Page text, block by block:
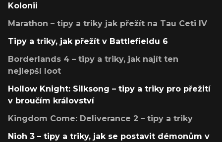
Kolonii
Marathon – tipy a triky jak přežít na Tau Ceti IV
Tipy a triky, jak přežít v Battlefieldu 6
Borderlands 4 – tipy a triky, jak najít ten
nejlepší loot
Hollow Knight: Silksong – tipy a triky pro přežití
v broučím království
Kingdom Come: Deliverance 2 – tipy a triky
Nioh 3 – tipy a triky, jak se postavit démonům v